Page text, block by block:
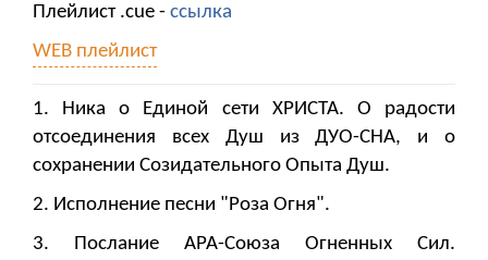
Плейлист .cue - ссылка
WEB плейлист
1. Ника о Единой сети ХРИСТА. О радости
отсоединения всех Душ из ДУО-СНА, и о
сохранении Созидательного Опыта Душ.
2. Исполнение песни "Роза Огня".
3. Послание АРА-Союза Огненных Сил.